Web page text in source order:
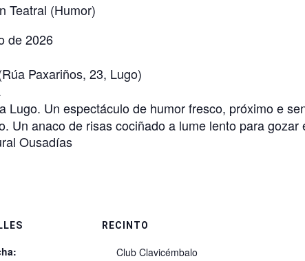
Teatral (Humor)
de 2026
Paxariños, 23, Lugo)
Lugo. Un espectáculo de humor fresco, próximo e
Un anaco de risas cociñado a lume lento para gozar
Ousadías
RECINTO
Club Clavicémbalo